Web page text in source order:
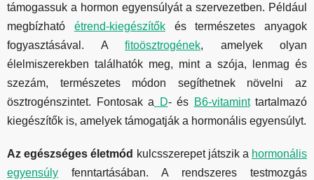
támogassuk a hormon egyensúlyát a szervezetben. Például
megbízható étrend-kiegészítőkés természetes anyagok
fogyasztásával. A fitoösztrogének, amelyek olyan
élelmiszerekben találhatók meg, mint a szója, lenmag és
szezám, természetes módon segíthetnek növelni az
ösztrogénszintet. Fontosak a D- és B6-vitaminttartalmazó
kiegészítők is, amelyek támogatják a hormonális egyensúlyt.
Az egészséges életmód kulcsszerepet játszik a hormonális
egyensúly fenntartásában. A rendszeres testmozgás